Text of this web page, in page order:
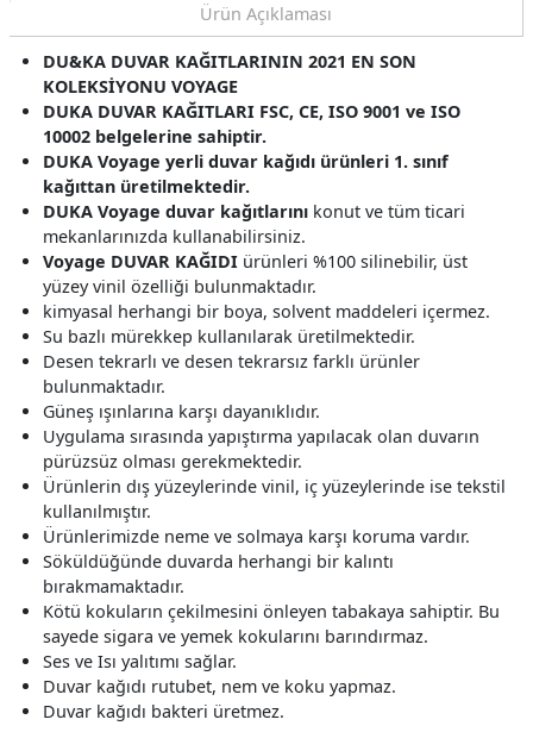
Ürün Açıklaması
DU&KA DUVAR KAĞITLARININ 2021 EN SON
KOLEKSİYONU VOYAGE
DUKA DUVAR KAĞITLARI FSC, CE, ISO 9001 ve ISO
10002 belgelerine sahiptir.
DUKA Voyage yerli duvar kağıdı ürünleri 1. sınıf
kağıttan üretilmektedir.
DUKA Voyage duvar kağıtlarını konut ve tüm ticari
mekanlarınızda kullanabilirsiniz.
Voyage DUVAR KAĞIDI ürünleri %100 silinebilir, üst
yüzey vinil özelliği bulunmaktadır.
kimyasal herhangi bir boya, solvent maddeleri içermez.
Su bazlı mürekkep kullanılarak üretilmektedir.
Desen tekrarlı ve desen tekrarsız farklı ürünler
bulunmaktadır.
Güneş ışınlarına karşı dayanıklıdır.
Uygulama sırasında yapıştırma yapılacak olan duvarın
pürüzsüz olması gerekmektedir.
Ürünlerin dış yüzeylerinde vinil, iç yüzeylerinde ise tekstil
kullanılmıştır.
Ürünlerimizde neme ve solmaya karşı koruma vardır.
Söküldüğünde duvarda herhangi bir kalıntı
bırakmamaktadır.
Kötü kokuların çekilmesini önleyen tabakaya sahiptir. Bu
sayede sigara ve yemek kokularını barındırmaz.
Ses ve Isı yalıtımı sağlar.
Duvar kağıdı rutubet, nem ve koku yapmaz.
Duvar kağıdı bakteri üretmez.